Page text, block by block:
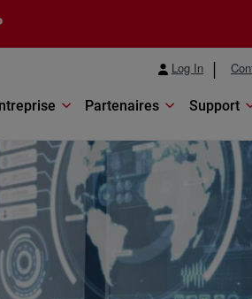
Log In
Partenaires Support